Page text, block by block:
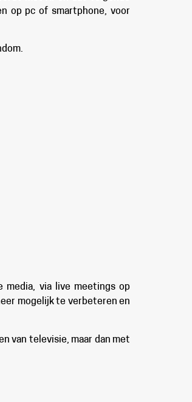
op pc of smartphone, voor
media, via live meetings op
mogelijk te verbeteren en
van televisie, maar dan met